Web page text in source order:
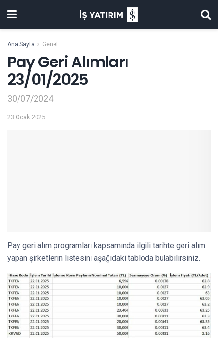
Ana Sayfa Genel
Pay Geri Alımları
23/01/2025
30/07/2024
23 Ocak 2025
Pay geri alım programları kapsamında ilgili tarihte geri alım
yapan şirketlerin listesini aşağıdaki tabloda bulabilirsiniz.